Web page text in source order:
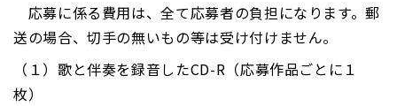
応募に係る費用は、全て応募者の負担になります。郵
送の場合、切手の無いもの等は受け付けません。
（１）歌と伴奏を録音したCD-R（応募作品ごとに１
枚）